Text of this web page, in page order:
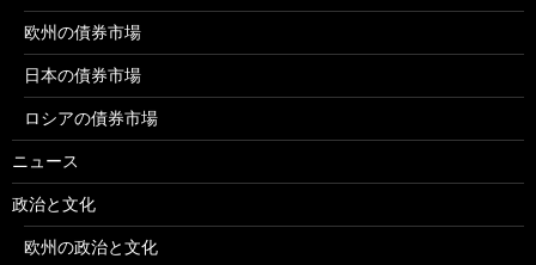
欧州の債券市場
日本の債券市場
ロシアの債券市場
ニュース
政治と文化
欧州の政治と文化